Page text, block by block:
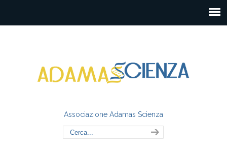
Associazione Adamas Scienza